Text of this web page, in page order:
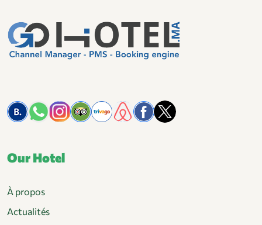
Our Hotel
À propos
Actualités